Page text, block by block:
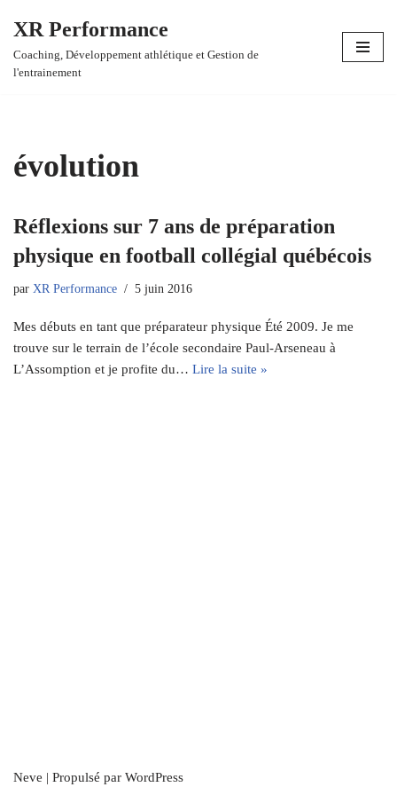
Aller
au
XR Performance
Coaching, Développement athlétique et Gestion de
l'entrainement
évolution
Réflexions sur 7 ans de préparation
physique en football collégial québécois
par XR Performance 5 juin 2016
Mes débuts en tant que préparateur physique Été 2009. Je me
trouve sur le terrain de l’école secondaire Paul-Arseneau à
L’Assomption et je profite du… Lire la suite »
Neve | Propulsé par WordPress